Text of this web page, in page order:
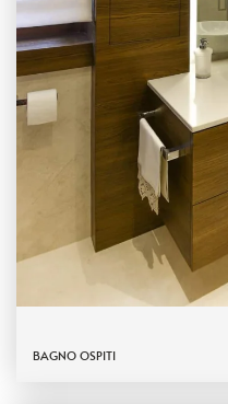
BAGNO OSPITI